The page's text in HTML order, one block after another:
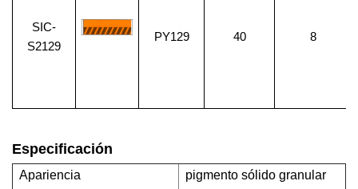
SIC-
S2129
PY129 40 8
Especificación
Apariencia
pigmento sólido granular